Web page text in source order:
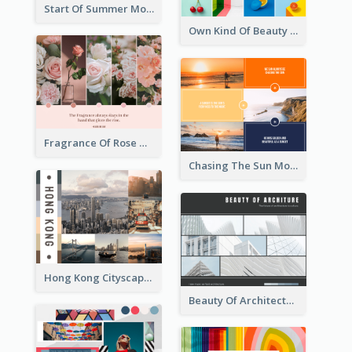
Start Of Summer Mood Board
Own Kind Of Beauty Mood Board
Fragrance Of Rose Mood Board
Chasing The Sun Mood Board
Hong Kong Cityscape Mood Board
Beauty Of Architecture Mood Board